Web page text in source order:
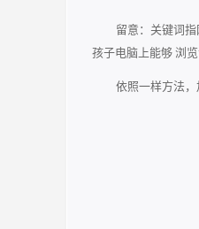
留意：关键词指
孩子电脑上能够 浏
依照一样方法，